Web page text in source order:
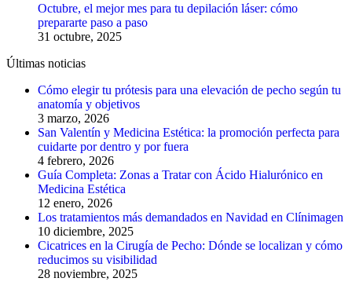
Octubre, el mejor mes para tu depilación láser: cómo
prepararte paso a paso
31 octubre, 2025
Últimas noticias
Cómo elegir tu prótesis para una elevación de pecho según tu
anatomía y objetivos
3 marzo, 2026
San Valentín y Medicina Estética: la promoción perfecta para
cuidarte por dentro y por fuera
4 febrero, 2026
Guía Completa: Zonas a Tratar con Ácido Hialurónico en
Medicina Estética
12 enero, 2026
Los tratamientos más demandados en Navidad en Clínimagen
10 diciembre, 2025
Cicatrices en la Cirugía de Pecho: Dónde se localizan y cómo
reducimos su visibilidad
28 noviembre, 2025